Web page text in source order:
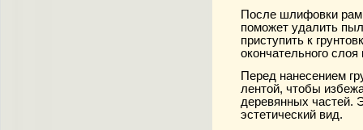
После шлифовки
поможет удалить
приступить к
окончательного
Перед нанесением
лентой, чтобы
деревянных частей.
эстетический вид.